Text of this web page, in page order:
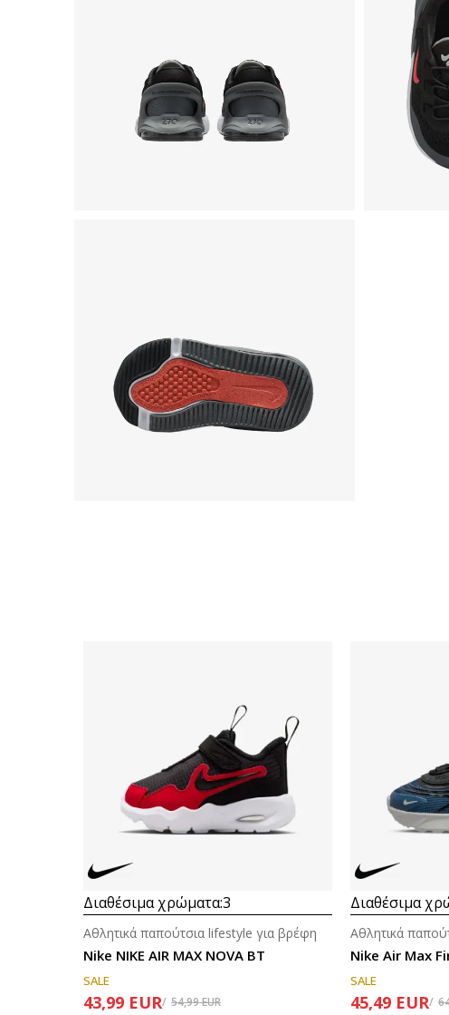
Διαθέσιμα χρώματα:3
Nike NIKE AIR MAX NOVA BT
Αθλητικά παπούτσια lifestyle για βρέφη
SALE
43,99 EUR 54,99EUR
Διαθέσιμα
Nike Air Max
Αθλητικά
SALE
45,49 EUR